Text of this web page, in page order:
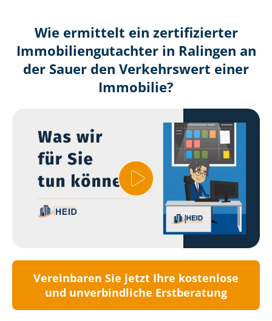
Wie ermittelt ein zertifizierter
Immobilien­gutachter in Ralingen an
der Sauer den Verkehrswert einer
Immobilie?
Vereinbaren Sie jetzt Ihre kostenlose
und unverbindliche Erstberatung